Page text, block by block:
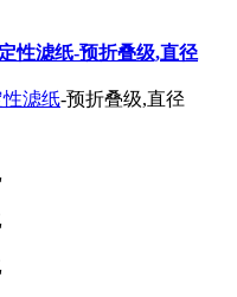
性滤纸-预折叠级,直径
性滤纸-预折叠级,直径